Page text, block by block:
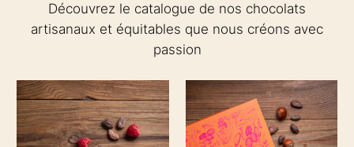
Découvrez le catalogue de nos chocolats
artisanaux et équitables que nous créons avec
passion